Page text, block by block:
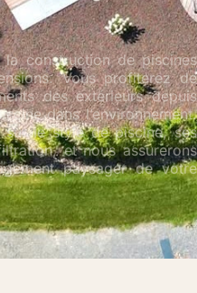
construction de piscines
Vous profiterez de
des extérieurs depuis
dans l’environnement.
sur le style de piscine, ses
et nous assurerons
paysager de votre